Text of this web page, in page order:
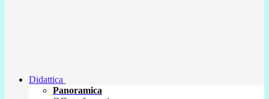
Didattica
Panoramica